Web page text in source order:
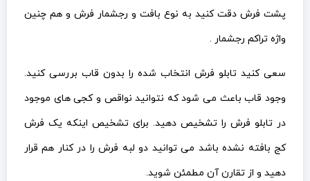
پشت فرش دقت کنید به نوع بافت و رجشمار فرش و هم چنین
واژه تراکم رجشمار .
سعی کنید تابلو فرش انتخاب شده را بدون قاب بررسی کنید.
وجود قاب باعث می شود که نتوانید نواقص و کجی های موجود
در تابلو فرش را تشخیص دهید. برای تشخیص اینکه یک فرش
کج بافته نشده باشد می توانید دو لبه فرش را در کنار هم قرار
دهید و از تقارن آن مطمئن شوید.